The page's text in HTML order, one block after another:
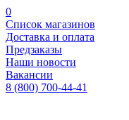
0
Список магазинов
Доставка и оплата
Предзаказы
Наши новости
Вакансии
8 (800) 700-44-41